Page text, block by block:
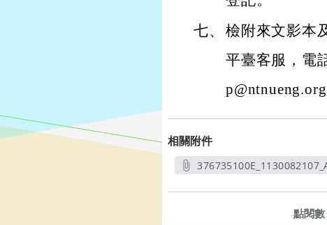
七、 檢附來文影本
平臺客服，電
p@ntnueng.org
相關附件
點閱數